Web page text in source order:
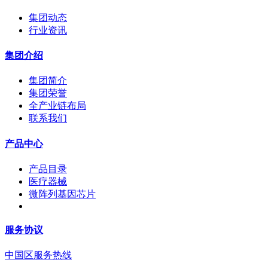
集团动态
行业资讯
集团介绍
集团简介
集团荣誉
全产业链布局
联系我们
产品中心
产品目录
医疗器械
微阵列基因芯片
服务协议
中国区服务热线